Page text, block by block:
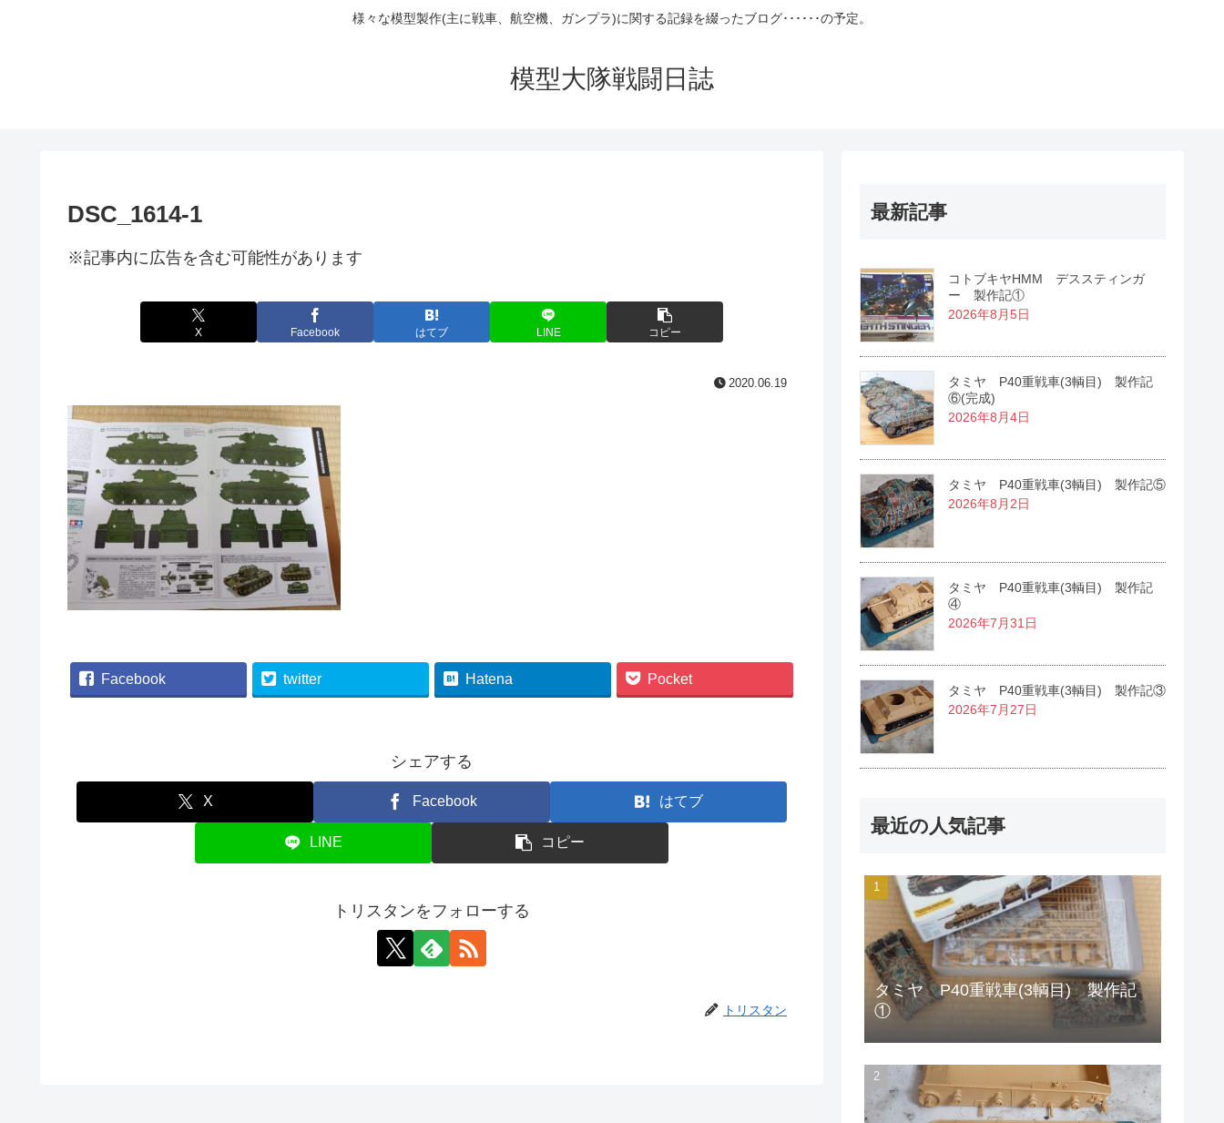
様々な模型製作(主に戦車、航空機、ガンプラ)に関する記録を綴ったブログ･･････の予定。
模型大隊戦闘日誌
DSC_1614-1
※記事内に広告を含む可能性があります
X Facebook はてブ LINE コピー
2020.06.19
Facebook twitter Hatena Pocket
シェアする
X Facebook はてブ
LINE コピー
トリスタンをフォローする
トリスタン
最新記事
コトブキヤHMM デススティンガ
ー 製作記①
2026年8月5日
タミヤ P40重戦車(3輌目) 製作記
⑥(完成)
2026年8月4日
タミヤ P40重戦車(3輌目) 製作記⑤
2026年8月2日
タミヤ P40重戦車(3輌目) 製作記
④
2026年7月31日
タミヤ P40重戦車(3輌目) 製作記③
2026年7月27日
最近の人気記事
タミヤ P40重戦車(3輌目) 製作記
①